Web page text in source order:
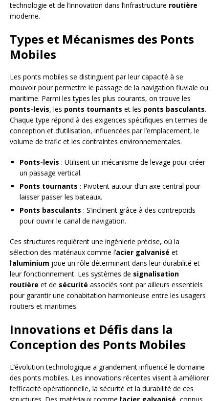
technologie et de l’innovation dans l’infrastructure routière
moderne.
Types et Mécanismes des Ponts
Mobiles
Les ponts mobiles se distinguent par leur capacité à se
mouvoir pour permettre le passage de la navigation fluviale ou
maritime. Parmi les types les plus courants, on trouve les
ponts-levis, les ponts tournants et les ponts basculants.
Chaque type répond à des exigences spécifiques en termes de
conception et d’utilisation, influencées par l’emplacement, le
volume de trafic et les contraintes environnementales.
Ponts-levis : Utilisent un mécanisme de levage pour créer
un passage vertical.
Ponts tournants : Pivotent autour d’un axe central pour
laisser passer les bateaux.
Ponts basculants : S’inclinent grâce à des contrepoids
pour ouvrir le canal de navigation.
Ces structures requièrent une ingénierie précise, où la
sélection des matériaux comme l’acier galvanisé et
l’aluminium joue un rôle déterminant dans leur durabilité et
leur fonctionnement. Les systèmes de signalisation
routière et de sécurité associés sont par ailleurs essentiels
pour garantir une cohabitation harmonieuse entre les usagers
routiers et maritimes.
Innovations et Défis dans la
Conception des Ponts Mobiles
L’évolution technologique a grandement influencé le domaine
des ponts mobiles. Les innovations récentes visent à améliorer
l’efficacité opérationnelle, la sécurité et la durabilité de ces